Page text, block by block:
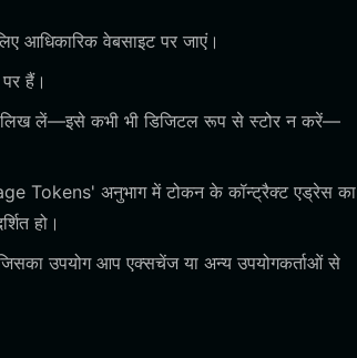
आधिकारिक वेबसाइट पर जाएं।
हैं।
लिख लें—इसे कभी भी डिजिटल रूप से स्टोर न करें—
Tokens' अनुभाग में टोकन के कॉन्ट्रैक्ट एड्रेस का
हो।
उपयोग आप एक्सचेंज या अन्य उपयोगकर्ताओं से